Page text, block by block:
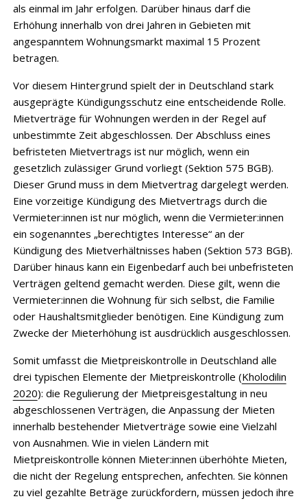
als einmal im Jahr erfolgen. Darüber hinaus darf die
Erhöhung innerhalb von drei Jahren in Gebieten mit
angespanntem Wohnungsmarkt maximal 15 Prozent
betragen.
Vor diesem Hintergrund spielt der in Deutschland stark
ausgeprägte Kündigungsschutz eine entscheidende Rolle.
Mietverträge für Wohnungen werden in der Regel auf
unbestimmte Zeit abgeschlossen. Der Abschluss eines
befristeten Mietvertrags ist nur möglich, wenn ein
gesetzlich zulässiger Grund vorliegt (Sektion 575 BGB).
Dieser Grund muss in dem Mietvertrag dargelegt werden.
Eine vorzeitige Kündigung des Mietvertrags durch die
Vermieter:innen ist nur möglich, wenn die Vermieter:innen
ein sogenanntes „berechtigtes Interesse“ an der
Kündigung des Mietverhältnisses haben (Sektion 573 BGB).
Darüber hinaus kann ein Eigenbedarf auch bei unbefristeten
Verträgen geltend gemacht werden. Diese gilt, wenn die
Vermieter:innen die Wohnung für sich selbst, die Familie
oder Haushaltsmitglieder benötigen. Eine Kündigung zum
Zwecke der Mieterhöhung ist ausdrücklich ausgeschlossen.
Somit umfasst die Mietpreiskontrolle in Deutschland alle
drei typischen Elemente der Mietpreiskontrolle (Kholodilin
2020): die Regulierung der Mietpreisgestaltung in neu
abgeschlossenen Verträgen, die Anpassung der Mieten
innerhalb bestehender Mietverträge sowie eine Vielzahl
von Ausnahmen. Wie in vielen Ländern mit
Mietpreiskontrolle können Mieter:innen überhöhte Mieten,
die nicht der Regelung entsprechen, anfechten. Sie können
zu viel gezahlte Beträge zurückfordern, müssen jedoch ihre